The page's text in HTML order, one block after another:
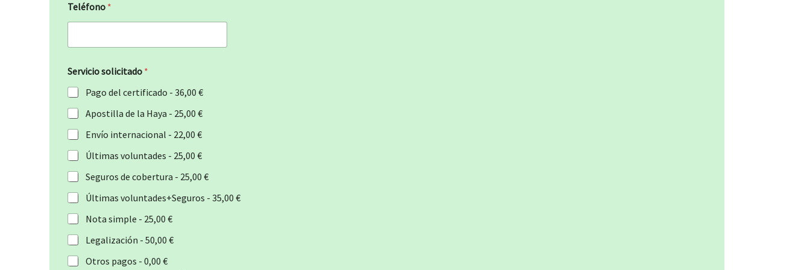
Teléfono *
Servicio solicitado *
Pago del certificado - 36,00 €
Apostilla de la Haya - 25,00 €
Envío internacional - 22,00 €
Últimas voluntades - 25,00 €
Seguros de cobertura - 25,00 €
Últimas voluntades+Seguros - 35,00 €
Nota simple - 25,00 €
Legalización - 50,00 €
Otros pagos - 0,00 €